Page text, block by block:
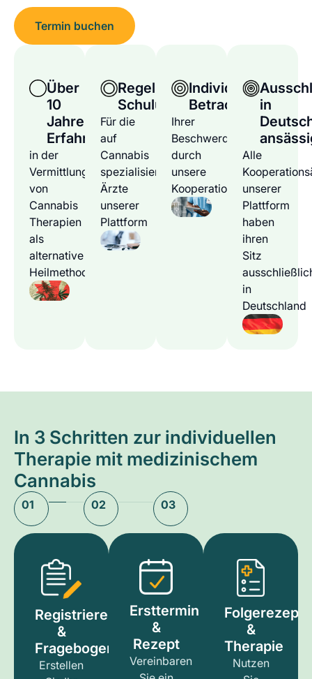
Termin buchen
Über
10
Jahre
Erfahrung
in der
Vermittlung
von
Cannabis
Therapien
als
alternative
Heilmethode
Regelmäßige
Schulungen
Für die
auf
Cannabis
spezialisierten
Ärzte
unserer
Plattform
Individuelle
Betrachtung
Ihrer
Beschwerden
durch
unsere
Kooperationsärzte
in
Alle
unserer
Plattform
haben
ihren
Sitz
in
Deutschland
In 3 Schritten zur individuellen
Therapie mit medizinischem
Cannabis
01 02 03
Registrieren
&
Fragebogen
Erstellen
Ersttermin
&
Rezept
Vereinbaren
Folgerezept
&
Therapie
Nutzen